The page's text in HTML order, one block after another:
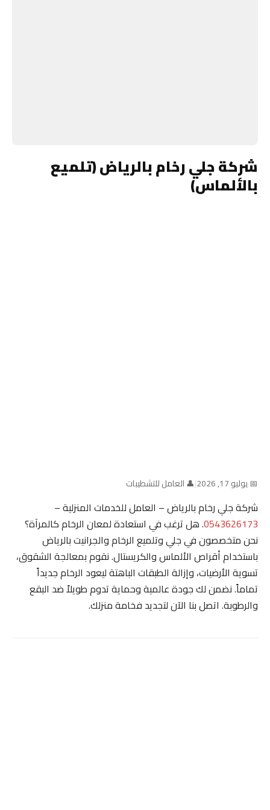
شركة جلي رخام بالرياض (تلميع
بالألماس)
📅 يوليو 17, 2026 |👤 العامل للتشطيبات
شركة جلي رخام بالرياض – العامل للخدمات المنزلية –
0543626173. هل ترغب في استعادة لمعان الرخام كالمرآة؟
نحن متخصصون في جلي وتلميع الرخام والجرانيت بالرياض
باستخدام أقراص الألماس والكريستال. نقوم بمعالجة الشقوق،
تسوية الأرضيات، وإزالة الطبقات الباهتة ليعود الرخام جديداً
تماماً. نضمن لك جودة عالمية وحماية تدوم طويلاً ضد البقع
والرطوبة. اتصل بنا الآن لتجديد فخامة منزلك.